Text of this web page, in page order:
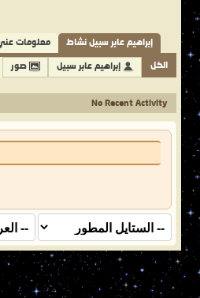
إبراهيم عابر سبيل نشاط معلومات
الكل إبراهيم عابر سبيل صور
No Recent Activity